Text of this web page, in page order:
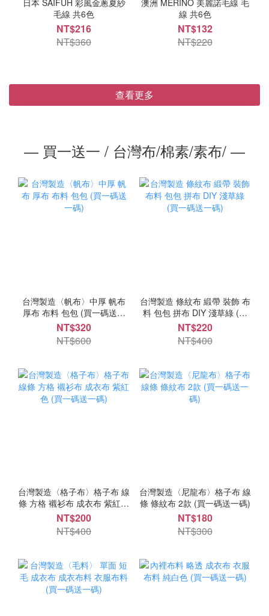
日本 SAIFUH 彩風金蔥夏紗
毛線 共6色
NT$216
NT$360
澳洲 MERINO 美麗諾毛線 毛
線 共6色
NT$132
NT$220
查看更多
― 買一送一 / 台灣布/棉素/素布/ ―
台灣製造〈帆布〉中厚 帆布
厚布 布料 包包 (買一碼送一
碼)
NT$320
NT$600
台灣製造 條紋布 緞帶 裝飾 布
料 包包 拼布 DIY 淺草綠 (買
一碼送一碼)
NT$220
NT$400
台灣製造〈格子布〉格子布 線
條 方格 襯衫布 成衣布 紫紅色
(買一碼送一碼)
NT$200
NT$400
台灣製造〈尼龍布〉格子布 線
條 條紋布 2款 (買一碼送一碼)
NT$180
NT$300